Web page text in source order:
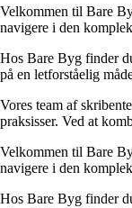
Velkommen til Bare
navigere i den
Hos Bare Byg finder
på en letforståelig
Vores team af
praksisser. Ved at
Velkommen til Bare
navigere i den
Hos Bare Byg finder